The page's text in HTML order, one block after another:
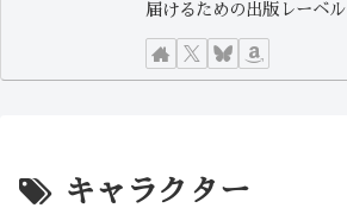
届けるための出版レーベル
キャラクター